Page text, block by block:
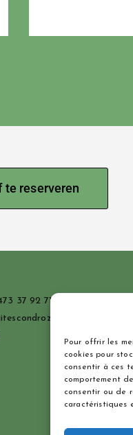
Pour offrir les
cookies pour
consentir à ces
comportement
consentir ou de
caractéristiques
te reserveren
37 92 71